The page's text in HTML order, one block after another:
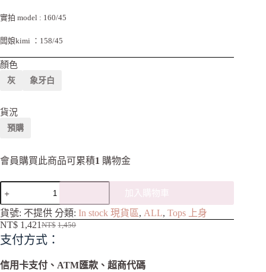
實拍 model : 160/45
闆娘kimi ：158/45
顏色
灰 象牙白
貨況
預購
會員購買此商品可累積1 購物金
加入購物車
A
l
e
n
貨號: 不提供 分類: In stock 現貨區, ALL, Tops 上身
NT$ 1,450
NT$ 1,421
支付方式：
信用卡支付、ATM匯款、超商代碼